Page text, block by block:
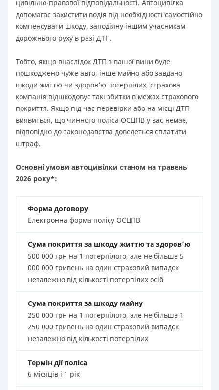
цивільно-правової відповідальності. Автоцивілка
допомагає захистити водія від необхідності самостійно
компенсувати шкоду, заподіяну іншим учасникам
дорожнього руху в разі ДТП.
Тобто, якщо внаслідок ДТП з вашої вини буде
пошкоджено чуже авто, інше майно або завдано
шкоди життю чи здоров’ю потерпілих, страхова
компанія відшкодовує такі збитки в межах страхового
покриття. Якщо під час перевірки або на місці ДТП
виявиться, що чинного поліса ОСЦПВ у вас немає,
відповідно до законодавства доведеться сплатити
штраф.
Основні умови автоцивілки станом на травень
2026 року*:
Форма договору
Електронна форма полісу ОСЦПВ
Сума покриття за шкоду життю та здоров’ю
500 000 грн на 1 потерпілого, але не більше 5
000 000 гривень на один страховий випадок
незалежно від кількості потерпілих осіб
Сума покриття за шкоду майну
250 000 грн на 1 потерпілого, але не більше 1
250 000 гривень на один страховий випадок
незалежно від кількості потерпілих
Термін дії поліса
6 місяців і 1 рік